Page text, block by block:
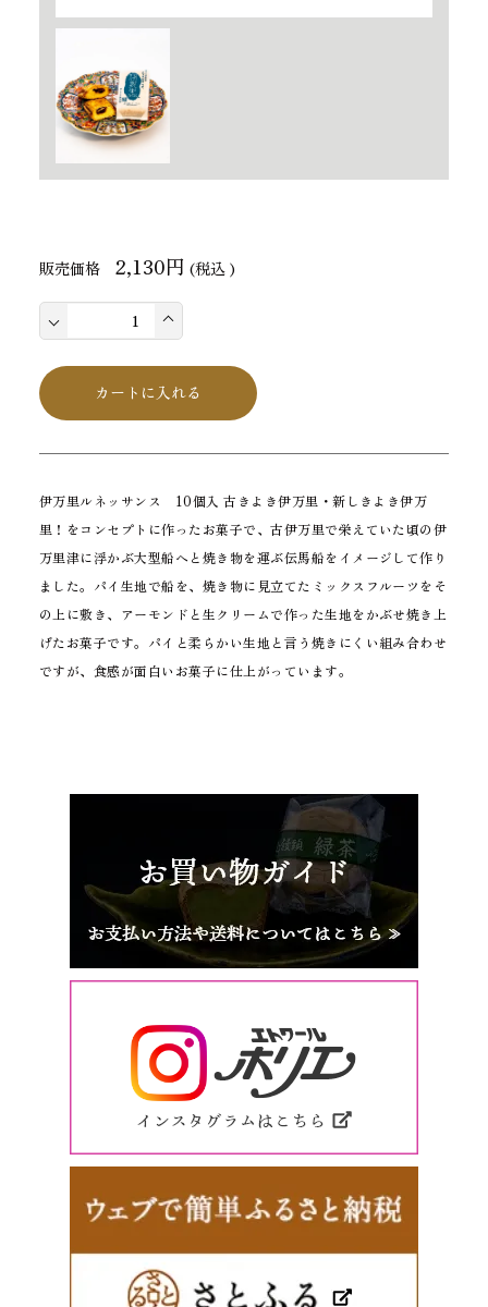
販売価格 2,130円 (税込 )
カートに入れる
伊万里ルネッサンス 10個入 古きよき伊万里・新しきよき伊万
里！をコンセプトに作ったお菓子で、古伊万里で栄えていた頃の伊
万里津に浮かぶ大型船へと焼き物を運ぶ伝馬船をイメージして作り
ました。パイ生地で船を、焼き物に見立てたミックスフルーツをそ
の上に敷き、アーモンドと生クリームで作った生地をかぶせ焼き上
げたお菓子です。パイと柔らかい生地と言う焼きにくい組み合わせ
ですが、食感が面白いお菓子に仕上がっています。